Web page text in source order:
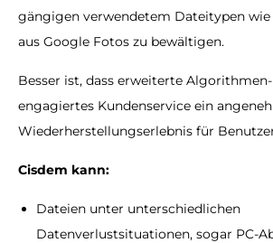
gängigen verwendetem Dateitypen wie
aus Google Fotos zu bewältigen.
Besser ist, dass erweiterte
engagiertes Kundenservice ein
Wiederherstellungserlebnis für
Cisdem kann:
Dateien unter unterschiedlichen
Datenverlustsituationen, sogar PC-